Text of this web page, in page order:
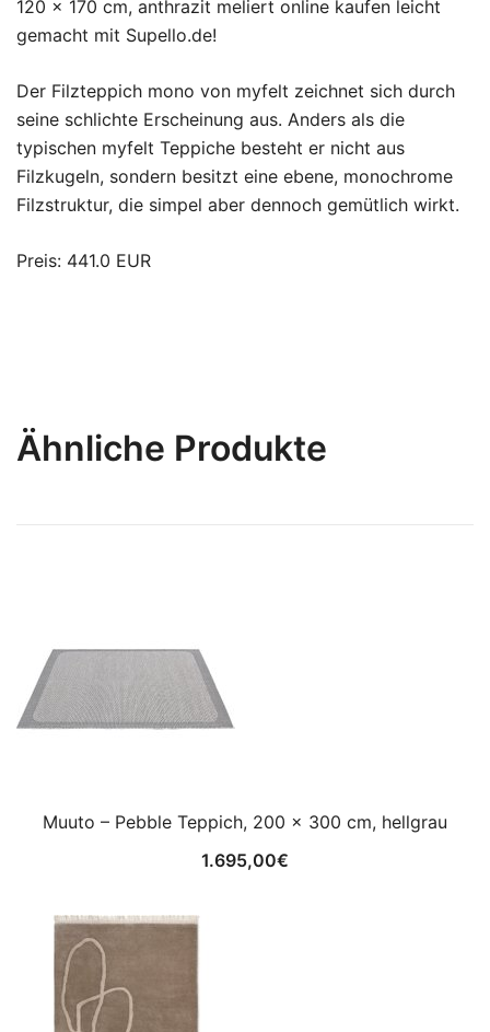
120 x 170 cm, anthrazit meliert online kaufen leicht
gemacht mit Supello.de!
Der Filzteppich mono von myfelt zeichnet sich durch
seine schlichte Erscheinung aus. Anders als die
typischen myfelt Teppiche besteht er nicht aus
Filzkugeln, sondern besitzt eine ebene, monochrome
Filzstruktur, die simpel aber dennoch gemütlich wirkt.
Preis: 441.0 EUR
Ähnliche Produkte
Muuto – Pebble Teppich, 200 x 300 cm, hellgrau
1.695,00€